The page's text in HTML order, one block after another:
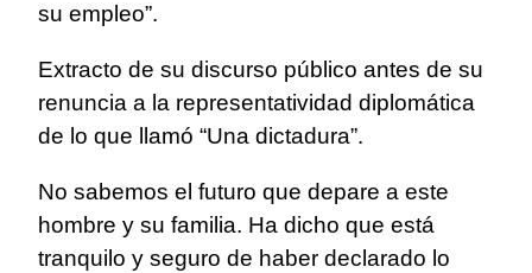
su empleo”.
Extracto de su discurso público antes de su
renuncia a la representatividad diplomática
de lo que llamó “Una dictadura”.
No sabemos el futuro que depare a este
hombre y su familia. Ha dicho que está
tranquilo y seguro de haber declarado lo